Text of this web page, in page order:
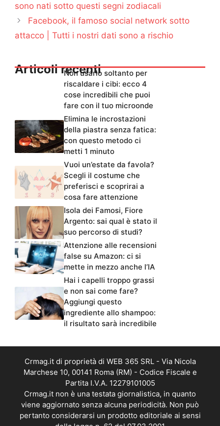
sono nati sotto questi segni zodiacali
Facebook, il famoso social network sotto
attacco | Tutti i nostri dati sono a rischio
Articoli recentiNon usarlo soltanto per
riscaldare i cibi: ecco 4
cose incredibili che puoi
fare con il tuo microonde
Elimina le incrostazioni
della piastra senza fatica:
con questo metodo ci
metti 1 minuto
Vuoi un’estate da favola?
Scegli il costume che
preferisci e scoprirai a
cosa fare attenzione
Isola dei Famosi, Fiore
Argento: sai qual è stato il
suo percorso di studi?
Attenzione alle recensioni
false su Amazon: ci si
mette in mezzo anche l’IA
Hai i capelli troppo grassi
e non sai come fare?
Aggiungi questo
ingrediente allo shampoo:
il risultato sarà incredibile
Crmag.it di proprietà di WEB 365 SRL - Via Nicola
Marchese 10, 00141 Roma (RM) - Codice Fiscale e
Partita I.V.A. 12279101005
Crmag.it non è una testata giornalistica, in quanto
viene aggiornato senza alcuna periodicità. Non può
pertanto considerarsi un prodotto editoriale ai sensi